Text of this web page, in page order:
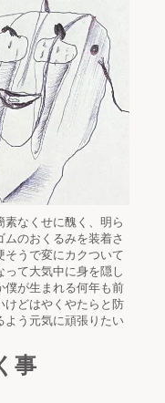
なくせに醜く、明ら
のおくるみを装着さ
そうで変にカクついて
て大気中に身を隠し
僕が生まれる何年も前
けどはやくやたらと防
よう元気に頑張りたい
事